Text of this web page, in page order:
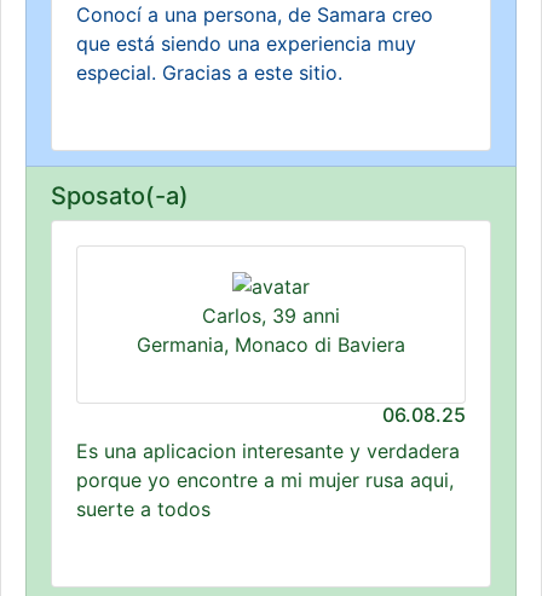
Conocí a una persona, de Samara creo
que está siendo una experiencia muy
especial. Gracias a este sitio.
Sposato(-a)
Carlos, 39 anni
Germania, Monaco di Baviera
06.08.25
Es una aplicacion interesante y verdadera
porque yo encontre a mi mujer rusa aqui,
suerte a todos